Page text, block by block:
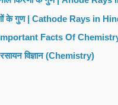
के गुण | Cathode Rays in
Important Facts Of
विज्ञान (Chemistry)